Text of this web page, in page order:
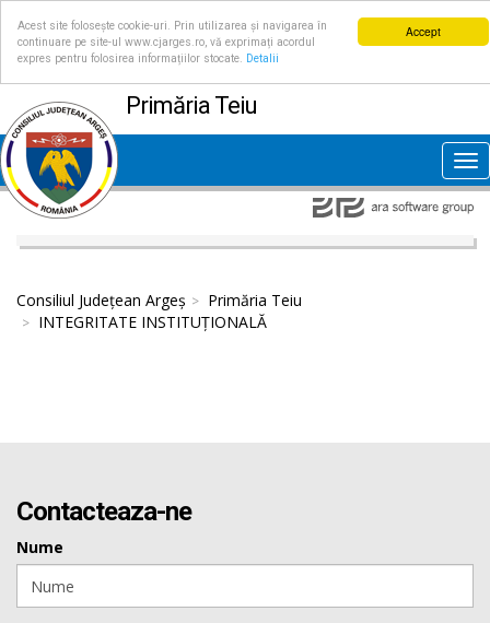
Accept
Acest site folosește cookie-uri. Prin utilizarea și navigarea în
continuare pe site-ul www.cjarges.ro, vă exprimați acordul
expres pentru folosirea informațiilor stocate.
Detalii
Primăria Teiu
Consiliul Județean Argeș
Primăria Teiu
INTEGRITATE INSTITUȚIONALĂ
Contacteaza-ne
Nume